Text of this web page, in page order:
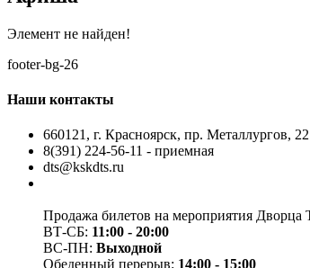
Элемент не найден!
footer-bg-26
Наши контакты
660121, г. Красноярск, пр. Металлургов, 22
8(391) 224-56-11 - приемная
dts@kskdts.ru
Продажа билетов на мероприятия
ВТ-СБ: 11:00 - 20:00
ВС-ПН: Выходной
Обеденный перерыв: 14:00 - 15:00